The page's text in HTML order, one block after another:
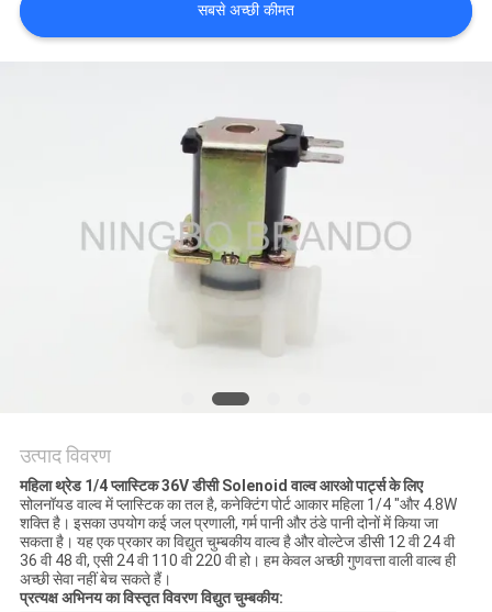
उद्धरण
साइटमैप
सबसे अच्छी कीमत
उत्पाद विवरण
महिला थ्रेड 1/4 प्लास्टिक 36V डीसी Solenoid वाल्व आरओ पार्ट्स के लिए
सोलनॉयड वाल्व में प्लास्टिक का तल है, कनेक्टिंग पोर्ट आकार महिला 1/4 "और 4.8W
शक्ति है। इसका उपयोग कई जल प्रणाली, गर्म पानी और ठंडे पानी दोनों में किया जा
सकता है। यह एक प्रकार का विद्युत चुम्बकीय वाल्व है और वोल्टेज डीसी 12 वी 24 वी
36 वी 48 वी, एसी 24 वी 110 वी 220 वी हो। हम केवल अच्छी गुणवत्ता वाली वाल्व ही
अच्छी सेवा नहीं बेच सकते हैं।
प्रत्यक्ष अभिनय का विस्तृत विवरण विद्युत चुम्बकीय: